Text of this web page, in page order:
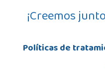
¡Creemos
Políticas de